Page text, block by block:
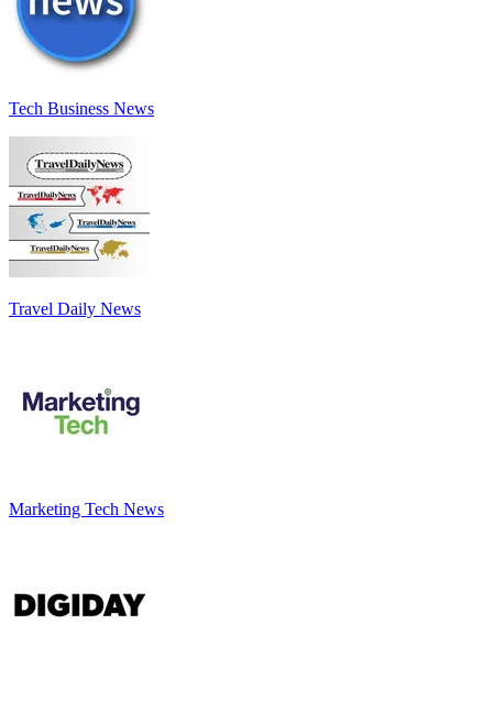
Tech Business News
Travel Daily News
Marketing Tech News